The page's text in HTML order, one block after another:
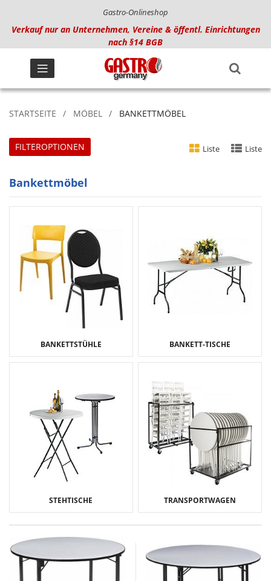
Gastro-Onlineshop
Verkauf nur an Unternehmen, Vereine & öffentl. Einrichtungen
nach §14 BGB
STARTSEITE MÖBEL BANKETTMÖBEL
Bankettmöbel
BANKETTSTÜHLE BANKETT-TISCHE
STEHTISCHE TRANSPORTWAGEN
Liste Liste
FILTEROPTIONEN